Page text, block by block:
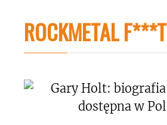
ROCKMETAL F***T